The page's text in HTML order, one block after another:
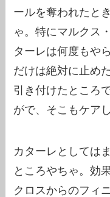
ールを奪われたと
ゃ。特にマルクス
ターレは何度もや
だけは絶対に止め
引き付けたところ
がで、そこもケア
カターレとしては
ところやちゃ。効
クロスからのフィ